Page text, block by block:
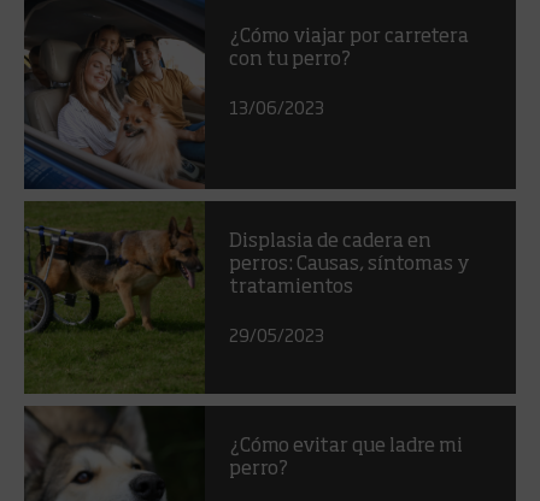
¿Cómo viajar por carretera
con tu perro?
13/06/2023
Displasia de cadera en
perros: Causas, síntomas y
tratamientos
29/05/2023
¿Cómo evitar que ladre mi
perro?